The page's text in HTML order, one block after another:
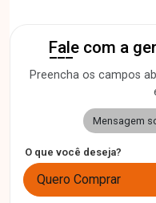
Fale com a
Preencha os campos
Mensagem
O que você deseja?
Quero Comprar